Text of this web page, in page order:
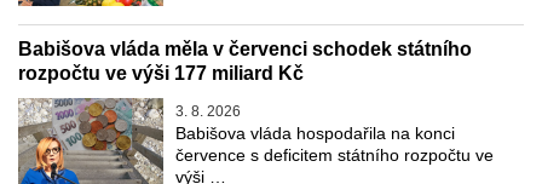
Babišova vláda měla v červenci schodek státního
rozpočtu ve výši 177 miliard Kč
3. 8. 2026
Babišova vláda hospodařila na konci
července s deficitem státního rozpočtu ve
výši …